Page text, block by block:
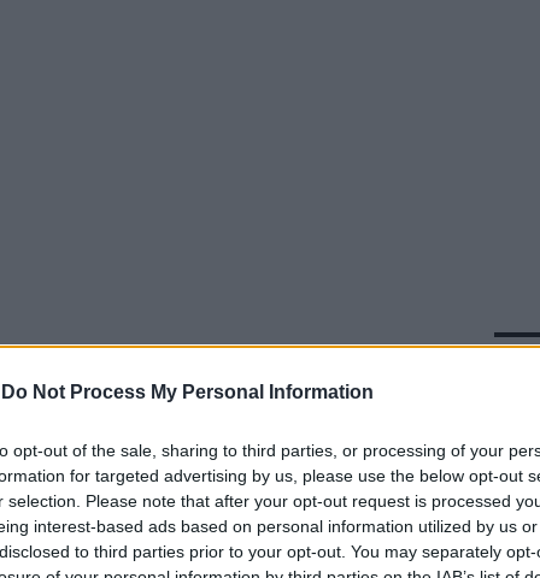
Do Not Process My Personal Information
opt-out of the sale, sharing to third parties, or processing of your
for targeted advertising by us, please use the below opt-out
selection. Please note that after your opt-out request is processed
interest-based ads based on personal information utilized by us
to third parties prior to your opt-out. You may separately
in cui Roma è bloccata dallo sciopero
pubblici, arriva una novità per tutti
della Capitale. Ad annunciarla, su
alla Città in movimento Linda
1 dicembre - scrive - il permesso Ztl e
In